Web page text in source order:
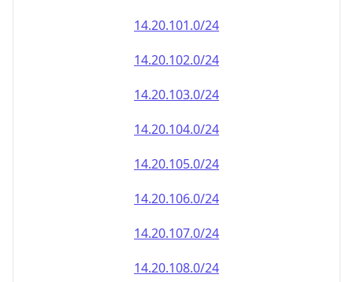
14.20.101.0/24
14.20.102.0/24
14.20.103.0/24
14.20.104.0/24
14.20.105.0/24
14.20.106.0/24
14.20.107.0/24
14.20.108.0/24